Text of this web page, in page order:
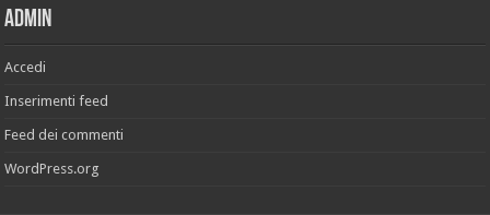
Admin
Accedi
Inserimenti feed
Feed dei commenti
WordPress.org